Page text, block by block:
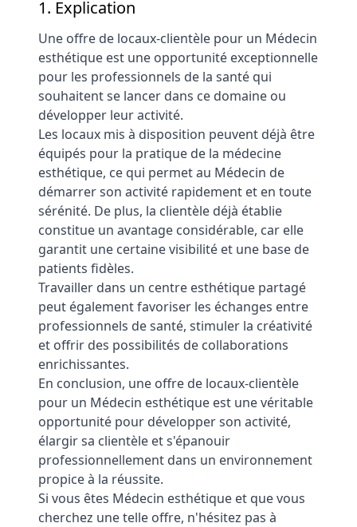
1. Explication
Une offre de locaux-clientèle pour un Médecin
esthétique est une opportunité exceptionnelle
pour les professionnels de la santé qui
souhaitent se lancer dans ce domaine ou
développer leur activité.
Les locaux mis à disposition peuvent déjà être
équipés pour la pratique de la médecine
esthétique, ce qui permet au Médecin de
démarrer son activité rapidement et en toute
sérénité. De plus, la clientèle déjà établie
constitue un avantage considérable, car elle
garantit une certaine visibilité et une base de
patients fidèles.
Travailler dans un centre esthétique partagé
peut également favoriser les échanges entre
professionnels de santé, stimuler la créativité
et offrir des possibilités de collaborations
enrichissantes.
En conclusion, une offre de locaux-clientèle
pour un Médecin esthétique est une véritable
opportunité pour développer son activité,
élargir sa clientèle et s'épanouir
professionnellement dans un environnement
propice à la réussite.
Si vous êtes Médecin esthétique et que vous
cherchez une telle offre, n'hésitez pas à